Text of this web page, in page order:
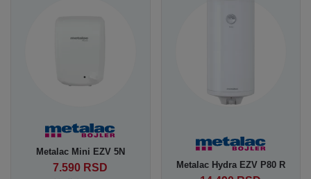
Metalac Mini EZV 5N
7.590 RSD Metalac Hydra EZV P80 R